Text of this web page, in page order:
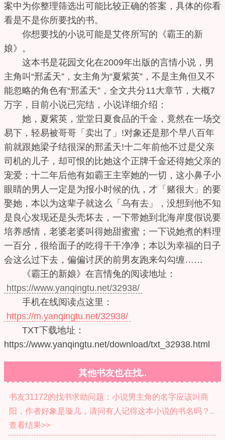
案中为你整理筛选出可能比较正确的答案，具体的你看
看是不是你所要找的书。
你想要找的小说可能是艾佟所写的《霸王的新
娘》。
这本书是花园文化在2009年出版的言情小说，男
主角叫“邢孟天”，女主角为“夏紫英”，不是主角但又不
能忽略的角色有“邢孟天”，全文共分11大章节，大概7
万字，目前小说已完结，小说详细介绍：
她，夏紫英，堂堂日夏食品的千金，竟然在一场交
易下，轻易被哥哥「卖出了」!对象还是那个早八百年
前就跟她梁子结很深的邢孟天!十二年前他不过是父亲
司机的儿子，却可恨的比她这个正牌千金还得她父亲的
宠爱；十二年后他有如霸王主宰她的一切，这小鼻子小
眼睛的男人一定是为报小时候的仇，才「赌很大」的要
娶她，本以为这辈子就这么「乌有去」，没想到他不知
是良心发现还是头壳坏去，一下带她到北海岸度假说要
培养感情，老婆老婆叫得她甜蜜蜜；一下说她煮的料理
一百分，很给面子的吃得干干净净；本以为幸福的日子
会这么过下去，偏偏讨厌的前男友跑来勾勾缠……
《霸王的新娘》在言情兔的阅读地址：
https://www.yanqingtu.net/32938/
手机在线阅读点这里：
https://m.yanqingtu.net/32938/
TXT下载地址：
https://www.yanqingtu.net/download/txt_32938.html
其他书友也在找..
书友31172的找书求助问题：小说男主角的名字应该叫商
阳，作者好象是璇儿，请问有人记得这本小说的书名吗？..
查看结果>>